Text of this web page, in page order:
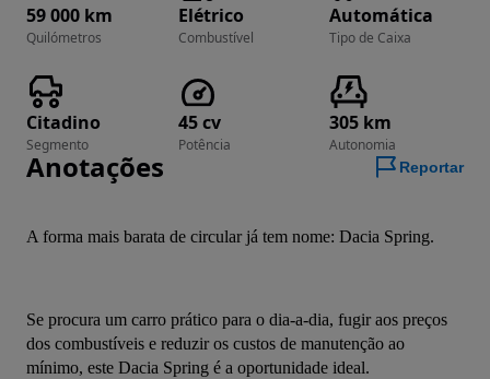
59 000 km
Quilómetros
Elétrico
Combustível
Automática
Tipo de Caixa
Citadino
Segmento
45 cv
Potência
305 km
Autonomia
Anotações Reportar
A forma mais barata de circular já tem nome: Dacia Spring.
Se procura um carro prático para o dia-a-dia, fugir aos preços
dos combustíveis e reduzir os custos de manutenção ao
mínimo, este Dacia Spring é a oportunidade ideal.